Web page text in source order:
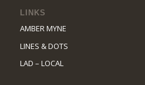
LINKS
AMBER MYNE
LINES & DOTS
LAD – LOCAL